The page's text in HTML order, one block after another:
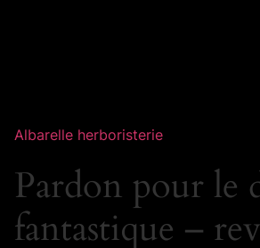
Albarelle herboristerie
Pardon pour le
fantastique –